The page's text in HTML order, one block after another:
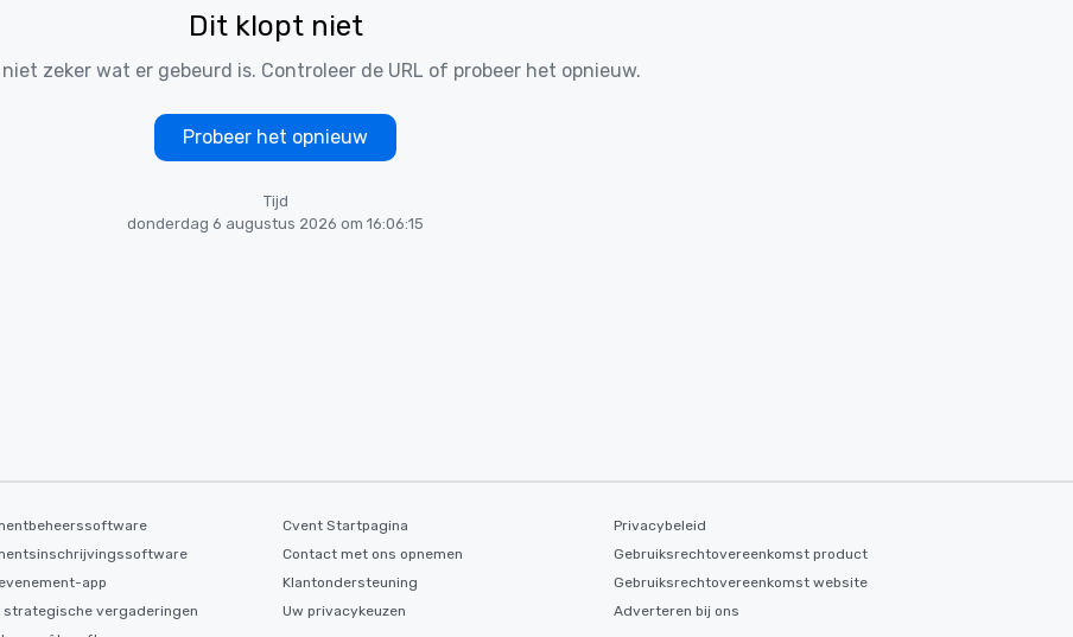
Dit klopt niet
zeker wat er gebeurd is. Controleer de URL of probeer het opnieuw.
Probeer het opnieuw
Tijd
donderdag 6 augustus 2026 om 16:06:15
app
strategische vergaderingen
Cvent Startpagina
Contact met ons opnemen
Klantondersteuning
Uw privacykeuzen
Privacybeleid
Gebruiksrechtovereenkomst product
Gebruiksrechtovereenkomst website
Adverteren bij ons